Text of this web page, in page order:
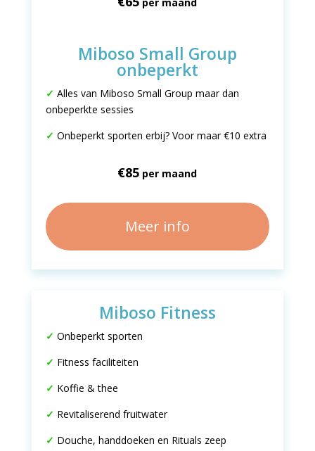
Miboso Small Group
onbeperkt
✓ Alles van Miboso Small Group maar dan
onbeperkte sessies
✓ Onbeperkt sporten erbij? Voor maar €10 extra
€85 per maand
Meer info
Miboso Fitness
✓ Onbeperkt sporten
✓ Fitness faciliteiten
✓ Koffie & thee
✓ Revitaliserend fruitwater
✓ Douche, handdoeken en Rituals zeep